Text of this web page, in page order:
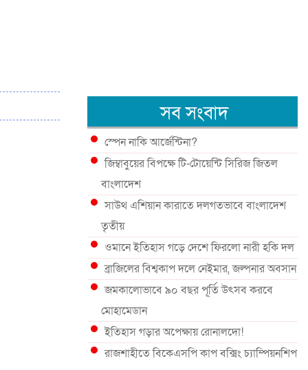
সব সংবাদ
স্পেন নাকি আর্জেন্টিনা?
জিম্বাবুয়ের বিপক্ষে টি-টোয়েন্টি সিরিজ জিতল
বাংলাদেশ
সাউথ এশিয়ান কারাতে দলগতভাবে বাংলাদেশ
তৃতীয়
ওমানে ইতিহাস গড়ে দেশে ফিরলো নারী হকি দল
ব্রাজিলের বিশ্বকাপ দলে নেইমার, জল্পনার অবসান
জমকালোভাবে ৯০ বছর পূর্তি উৎসব করবে
মোহামেডান
ইতিহাস গড়ার অপেক্ষায় রোনালদো!
রাজশাহীতে বিকেএসপি কাপ বক্সিং চ্যাম্পিয়নশিপ